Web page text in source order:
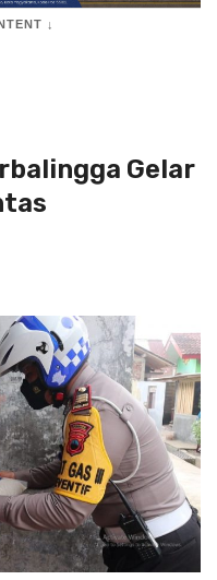
↓
Gelar